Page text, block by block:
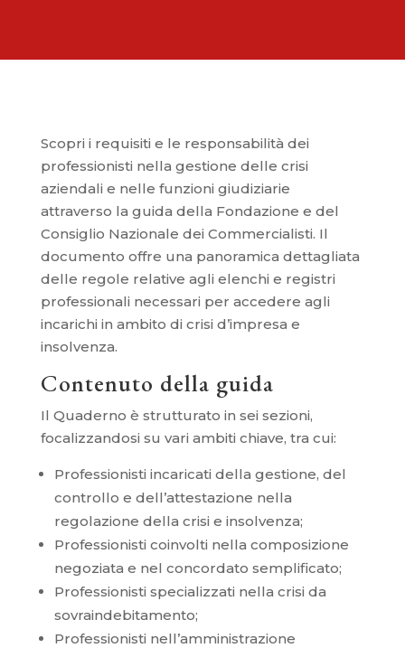
Scopri i requisiti e le responsabilità dei
professionisti nella gestione delle crisi
aziendali e nelle funzioni giudiziarie
attraverso la guida della Fondazione e del
Consiglio Nazionale dei Commercialisti. Il
documento offre una panoramica dettagliata
delle regole relative agli elenchi e registri
professionali necessari per accedere agli
incarichi in ambito di crisi d’impresa e
insolvenza.
Contenuto della guida
Il Quaderno è strutturato in sei sezioni,
focalizzandosi su vari ambiti chiave, tra cui:
Professionisti incaricati della gestione, del
controllo e dell’attestazione nella
regolazione della crisi e insolvenza;
Professionisti coinvolti nella composizione
negoziata e nel concordato semplificato;
Professionisti specializzati nella crisi da
sovraindebitamento;
Professionisti nell’amministrazione